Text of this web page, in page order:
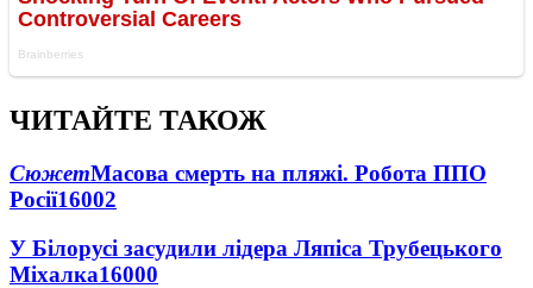
ЧИТАЙТЕ ТАКОЖ
СюжетМасова смерть на пляжі. Робота ППО
Росії16002
У Білорусі засудили лідера Ляпіса Трубецького
Міхалка16000